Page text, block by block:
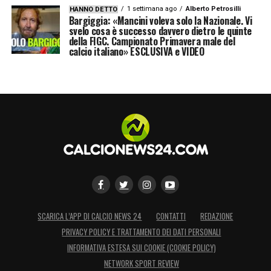
HANNO DETTO 1 settimana ago Alberto Petrosilli
Bargiggia: «Mancini voleva solo la Nazionale. Vi
svelo cosa è successo davvero dietro le quinte
della FIGC. Campionato Primavera male del
calcio italiano» ESCLUSIVA e VIDEO
SCARICA L’APP DI CALCIO NEWS 24 CONTATTI
REDAZIONE
PRIVACY POLICY E TRATTAMENTO DEI DATI PERSONALI
INFORMATIVA ESTESA SUI COOKIE (COOKIE POLICY)
NETWORK SPORT REVIEW